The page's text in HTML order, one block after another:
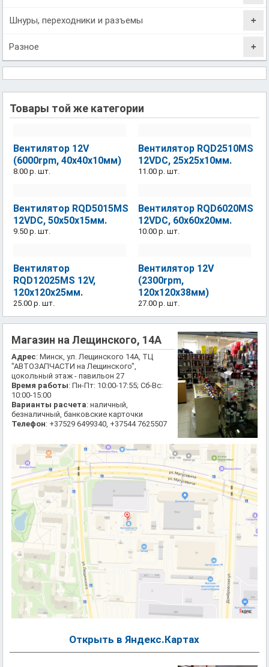
Шнуры, переходники и разъемы
Разное
Товары той же категории
Вентилятор 12V
(6000rpm, 40x40x10мм)
8.00 р. шт.
Вентилятор RQD2510MS
12VDC, 25x25x10мм.
11.00 р. шт.
Вентилятор RQD5015MS
12VDC, 50x50x15мм.
9.50 р. шт.
Вентилятор RQD6020MS
12VDC, 60x60x20мм.
10.00 р. шт.
Вентилятор
RQD12025MS 12V,
120x120x25мм.
25.00 р. шт.
Вентилятор 12V
(2300rpm,
120x120x38мм)
27.00 р. шт.
Магазин на Лещинского, 14А
Адрес: Минск, ул. Лещинского 14А, ТЦ
"АВТОЗАПЧАСТИ на Лещинского",
цокольный этаж - павильон 27
Время работы: Пн-Пт: 10:00-17:55; Сб-Вс:
10:00-15:00
Варианты расчета: наличный,
безналичный, банковские карточки
Телефон: +37529 6499340, +37544 7625507
Открыть в Яндекс.Картах